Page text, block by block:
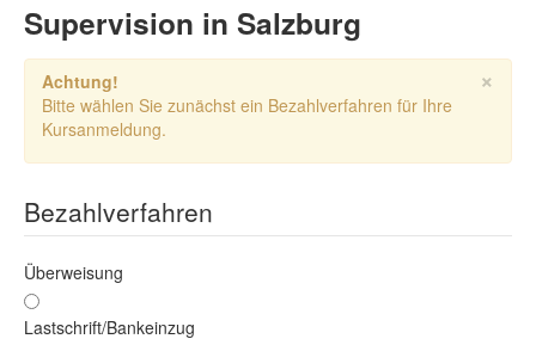
Supervision in Salzburg
×
Achtung!
Bitte wählen Sie zunächst ein Bezahlverfahren für Ihre
Kursanmeldung.
Bezahlverfahren
Überweisung
Lastschrift/Bankeinzug